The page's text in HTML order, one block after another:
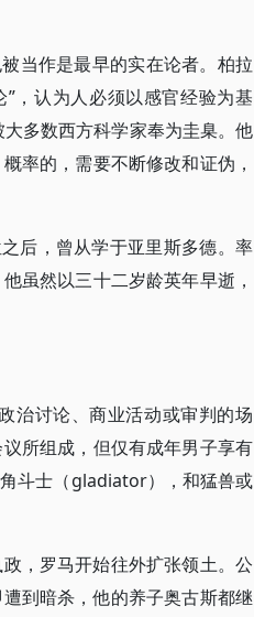
当作是最早的实在论者。柏拉
，认为人必须以感官经验为基
多数西方科学家奉为圭臬。他
率的，需要不断修改和证伪，
后，曾从学于亚里斯多德。率
虽然以三十二岁龄英年早逝，
治讨论、商业活动或审判的场
所组成，但仅有成年男子享有
斗士（gladiator），和猛兽或
，罗马开始往外扩张领土。公
到暗杀，他的养子奥古斯都继